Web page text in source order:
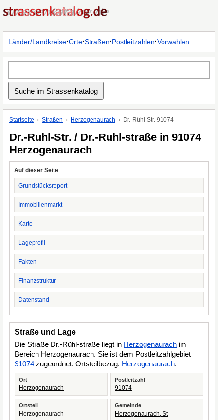
Länder/Landkreise·Orte·Straßen·Postleitzahlen·Vorwahlen
Startseite Straßen Herzogenaurach Dr.-Rühl-Str. 91074
Dr.-Rühl-Str. / Dr.-Rühl-straße in 91074
Herzogenaurach
Auf dieser Seite
Grundstücksreport
Immobilienmarkt
Karte
Lageprofil
Fakten
Finanzstruktur
Datenstand
Straße und Lage
Die Straße Dr.-Rühl-straße liegt in Herzogenaurach im
Bereich Herzogenaurach. Sie ist dem Postleitzahlgebiet
91074 zugeordnet. Ortsteilbezug: Herzogenaurach.
Ort
Herzogenaurach
Postleitzahl
91074
Ortsteil
Herzogenaurach
Gemeinde
Herzogenaurach, St